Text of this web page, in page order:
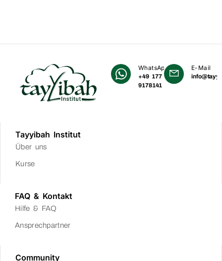
WhatsApp
+49 177
9178141
E-Mail
Tayyibah Institut
Über uns
Kurse
FAQ & Kontakt
Hilfe & FAQ
Ansprechpartner
Community